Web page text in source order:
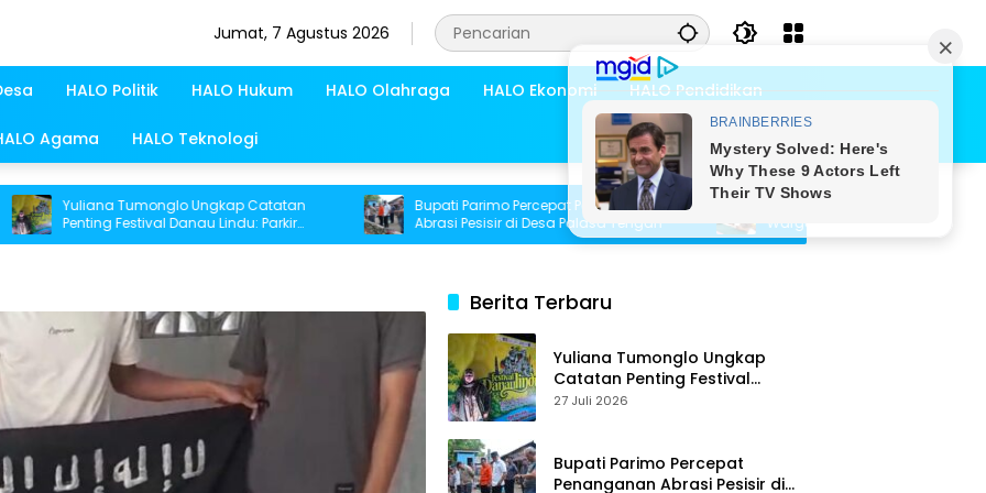
Jumat, 7 Agustus 2026
HALO Politik HALO Hukum HALO Olahraga HALO Ekonomi HALO Pendidikan
Agama HALO Teknologi
Yuliana Tumonglo Ungkap Catatan
Penting Festival Danau Lindu: Parkir
hingga Toilet Harus Jadi Prioritas
Bupati Parimo Percepat Penanganan
Abrasi Pesisir di Desa Palasa Tengah
Warga untuk Penyusunan RKPDes 2027
Berita Terbaru
Yuliana Tumonglo Ungkap
Catatan Penting Festival
Danau Lindu: Parkir hingga
27 Juli 2026
Bupati Parimo Percepat
Penanganan Abrasi Pesisir di